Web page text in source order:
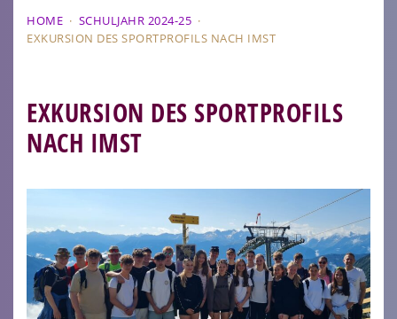
HOME · SCHULJAHR 2024-25 ·
EXKURSION DES SPORTPROFILS NACH IMST
EXKURSION DES SPORTPROFILS
NACH IMST